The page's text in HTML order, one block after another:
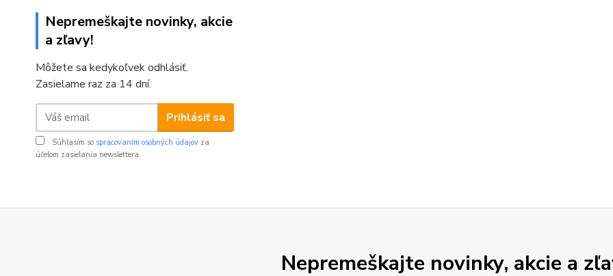
Nepremeškajte novinky, akcie
a zľavy!
Môžete sa kedykoľvek odhlásiť.
Zasielame raz za 14 dní.
Prihlásiť sa
Súhlasím so spracovaním osobných údajov za
účelom zasielania newslettera.
Nepremeškajte novinky, akcie a